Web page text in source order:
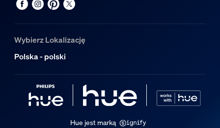
Wybierz Lokalizację
Polska - polski
Hue jest marką